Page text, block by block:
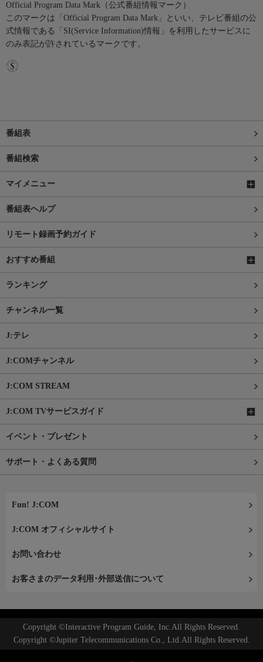
Official Program Data Mark（公式番組情報マーク）
このマークは「Official Program Data Mark」といい、テレビ番組の公
式情報である「SI(Service Information)情報」を利用したサービスに
のみ表記が許されているマークです。
番組表
番組検索
マイメニュー
番組表ヘルプ
リモート録画予約ガイド
おすすめ番組
ランキング
チャンネル一覧
J:テレ
J:COMチャンネル
J:COM STREAM
J:COM TVサービスガイド
イベント・プレゼント
サポート・よくある質問
Fun! J:COM
J:COM オフィシャルサイト
お問い合わせ
お客さまのデータ利用･外部送信について
Copyright ©Interactive Program Guide, Inc.All Rights Reserved.
Copyright ©Jupiter Telecommunications Co., Ltd.All Rights Reserved.